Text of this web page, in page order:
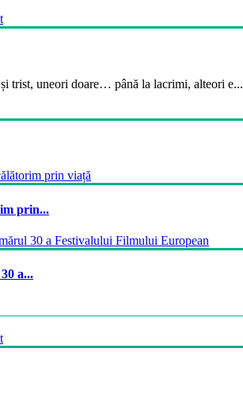
trist, uneori doare… până la lacrimi, alteori e...
prin...
a...